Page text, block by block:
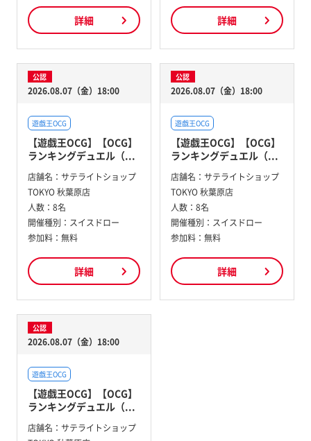
詳細 詳細
公認
2026.08.07（金）18:00
遊戯王OCG
【遊戯王OCG】【OCG】
ランキングデュエル（...
店舗名： サテライトショップ
TOKYO 秋葉原店
人数： 8名
開催種別： スイスドロー
参加料： 無料
詳細
公認
2026.08.07（金）18:00
遊戯王OCG
【遊戯王OCG】【OCG】
ランキングデュエル（...
店舗名： サテライトショップ
TOKYO 秋葉原店
人数： 8名
開催種別： スイスドロー
参加料： 無料
詳細
公認
2026.08.07（金）18:00
遊戯王OCG
【遊戯王OCG】【OCG】
ランキングデュエル（...
店舗名： サテライトショップ